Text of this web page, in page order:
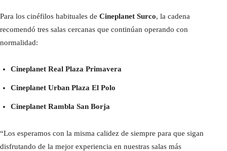
Para los cinéfilos habituales de Cineplanet Surco, la cadena
recomendó tres salas cercanas que continúan operando con
normalidad:
Cineplanet Real Plaza Primavera
Cineplanet Urban Plaza El Polo
Cineplanet Rambla San Borja
“Los esperamos con la misma calidez de siempre para que sigan
disfrutando de la mejor experiencia en nuestras salas más